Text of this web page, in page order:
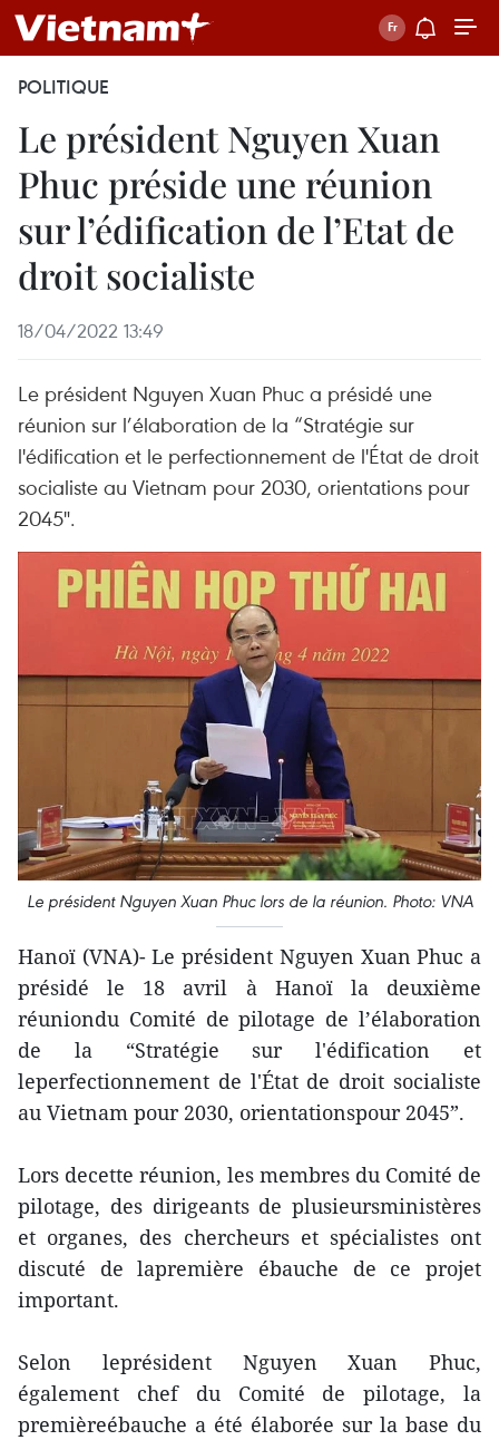
POLITIQUE
Le président Nguyen Xuan
Phuc préside une réunion
sur l’édification de l’Etat de
droit socialiste
18/04/2022 13:49
Le président Nguyen Xuan Phuc a présidé une
réunion sur l’élaboration de la “Stratégie sur
l'édification et le perfectionnement de l'État de droit
socialiste au Vietnam pour 2030, orientations pour
2045".
Le président Nguyen Xuan Phuc lors de la réunion. Photo: VNA
Hanoï (VNA)- Le président Nguyen Xuan Phuc a
présidé le 18 avril à Hanoï la deuxième
réuniondu Comité de pilotage de l’élaboration
de la “Stratégie sur l'édification et
leperfectionnement de l'État de droit socialiste
au Vietnam pour 2030, orientationspour 2045”.
Lors decette réunion, les membres du Comité de
pilotage, des dirigeants de plusieursministères
et organes, des chercheurs et spécialistes ont
discuté de lapremière ébauche de ce projet
important.
Selon leprésident Nguyen Xuan Phuc,
également chef du Comité de pilotage, la
premièreébauche a été élaborée sur la base du